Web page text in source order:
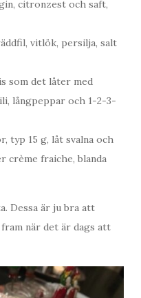
citronzest och saft,
vitlök, persilja, salt
som det låter med
långpeppar och 1-2-3-
typ 15 g, låt svalna och
crème fraiche, blanda
Dessa är ju bra att
när det är dags att